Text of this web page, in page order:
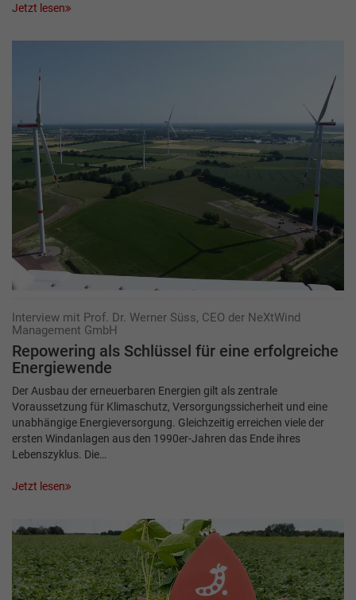
Jetzt lesen
Interview mit Prof. Dr. Werner Süss, CEO der NeXtWind
Management GmbH
Repowering als Schlüssel für eine erfolgreiche
Energiewende
Der Ausbau der erneuerbaren Energien gilt als zentrale
Voraussetzung für Klimaschutz, Versorgungssicherheit und eine
unabhängige Energieversorgung. Gleichzeitig erreichen viele der
ersten Windanlagen aus den 1990er-Jahren das Ende ihres
Lebenszyklus. Die…
Jetzt lesen